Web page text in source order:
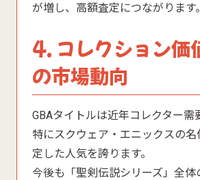
が増し、高額査定につながります。
4. コレクション価
の市場動向
GBAタイトルは近年コレクター需
特にスクウェア・エニックスの名
定した人気を誇ります。
今後も「聖剣伝説シリーズ」全体